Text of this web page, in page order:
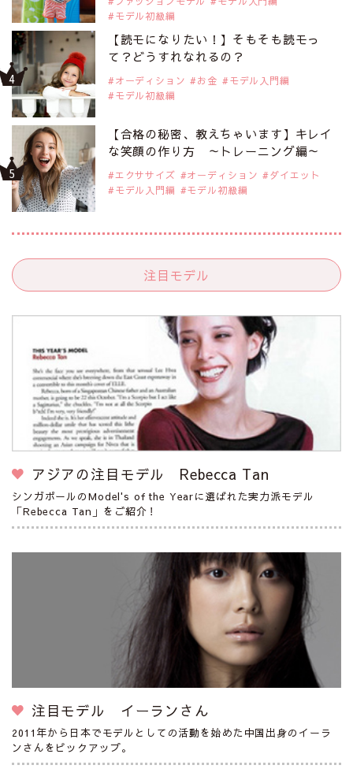
モデル初級編
【読モになりたい！】そもそも読モっ
て？どうすれなれるの？
オーディション お金
モデル入門編
モデル初級編
【合格の秘密、教えちゃいます】キレイ
な笑顔の作り方 ～トレーニング編～
エクササイズ オーディション
ダイエット
モデル入門編
モデル初級編
注目モデル
アジアの注目モデル Rebecca Tan
シンガポールのModel's of the Yearに選ばれた実力派モデル
「Rebecca Tan」をご紹介！
注目モデル イーランさん
2011年から日本でモデルとしての活動を始めた中国出身のイーラ
ンさんをピックアップ。